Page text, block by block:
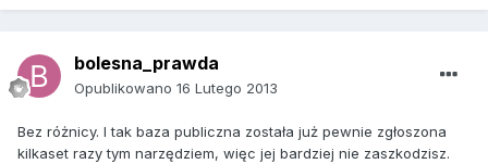
bolesna_prawda
Opublikowano 16 Lutego 2013
Bez różnicy. I tak baza publiczna została już pewnie zgłoszona
kilkaset razy tym narzędziem, więc jej bardziej nie zaszkodzisz.